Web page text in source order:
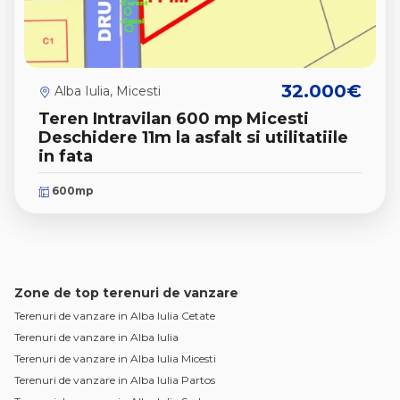
Teren Intravilan 600 mp Micesti
Deschidere 11m la asfalt si utilitatiile
in fata
Alba Iulia, Micesti 32.000€
600mp
Zone de top terenuri de vanzare
Terenuri de vanzare in Alba Iulia Cetate
Terenuri de vanzare in Alba Iulia
Terenuri de vanzare in Alba Iulia Micesti
Terenuri de vanzare in Alba Iulia Partos